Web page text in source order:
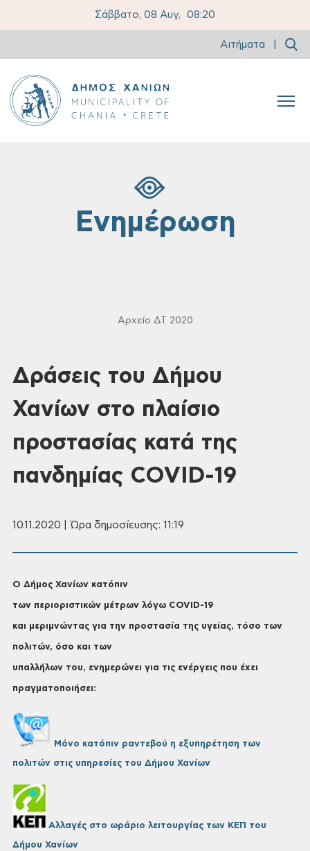
Σάββατο, 08 Αυγ, 08:20
Αιτήματα
Ενημέρωση
Αρχείο ΔΤ 2020
Δράσεις του Δήμου
Χανίων στο πλαίσιο
προστασίας κατά της
πανδημίας COVID-19
10.11.2020 | Ώρα δημοσίευσης: 11:19
Ο Δήμος Χανίων κατόπιν
των περιοριστικών μέτρων λόγω COVID-19
και μεριμνώντας για την προστασία της υγείας, τόσο των
πολιτών, όσο και των
υπαλλήλων του, ενημερώνει για τις ενέργεις που έχει
πραγματοποιήσει:
Μόνο κατόπιν ραντεβού η εξυπηρέτηση των
πολιτών στις υπηρεσίες του Δήμου Χανίων
Αλλαγές στο ωράριο λειτουργίας των ΚΕΠ του
Δήμου Χανίων